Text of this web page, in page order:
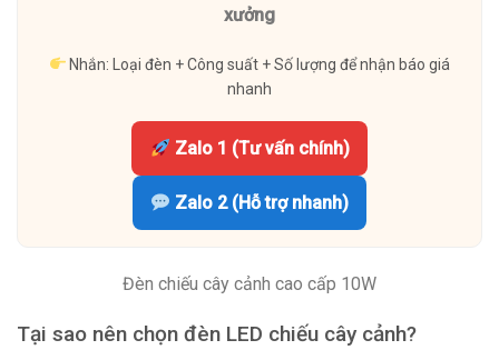
xưởng
Nhắn: Loại đèn + Công suất + Số lượng để nhận báo giá
nhanh
Zalo 1 (Tư vấn chính)
Zalo 2 (Hỗ trợ nhanh)
Đèn chiếu cây cảnh cao cấp 10W
Tại sao nên chọn đèn LED chiếu cây cảnh?